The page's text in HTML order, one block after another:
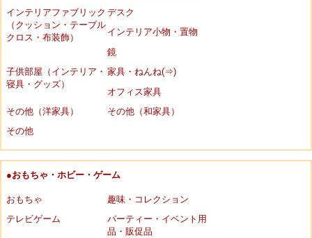
インテリアファブリック
（クッション・テーブル
クロス・布装飾）
デスク
インテリア小物・置物
鏡
子供部屋（インテリア・
寝具・グッズ）
家具・ねんね(⇒)
オフィス家具
その他（洋家具）
その他（和家具）
その他
●おもちゃ・ホビー・ゲーム
おもちゃ
趣味・コレクション
テレビゲーム
パーティー・イベント用
品・販促品